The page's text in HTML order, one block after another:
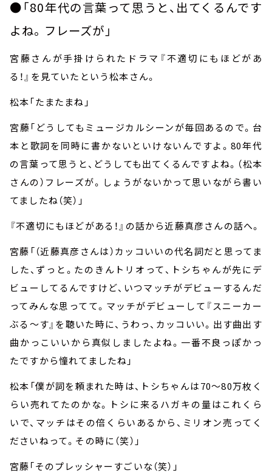
●「80年代の言葉って思うと、出てくるんです
よね。フレーズが」
宮藤さんが手掛けられたドラマ『不適切にもほどがあ
る！』を見ていたという松本さん。
松本「たまたまね」
宮藤「どうしてもミュージカルシーンが毎回あるので。台
本と歌詞を同時に書かないといけないんですよ。80年代
の言葉って思うと、どうしても出てくるんですよね。（松本
さんの）フレーズが。しょうがないかって思いながら書い
てましたね（笑）」
『不適切にもほどがある！』の話から近藤真彦さんの話へ。
宮藤「（近藤真彦さんは）カッコいいの代名詞だと思ってま
した、ずっと。たのきんトリオって、トシちゃんが先にデ
ビューしてるんですけど、いつマッチがデビューするんだ
ってみんな思ってて。マッチがデビューして『スニーカー
ぶる～す』を聴いた時に、うわっ、カッコいい。出す曲出す
曲かっこいいから真似しましたよね。一番不良っぽかっ
たですから憧れてましたね」
松本「僕が詞を頼まれた時は、トシちゃんは70～80万枚く
らい売れてたのかな。トシに来るハガキの量はこれくら
いで、マッチはその倍くらいあるから、ミリオン売ってく
ださいねって。その時に（笑）」
宮藤「そのプレッシャーすごいな（笑）」